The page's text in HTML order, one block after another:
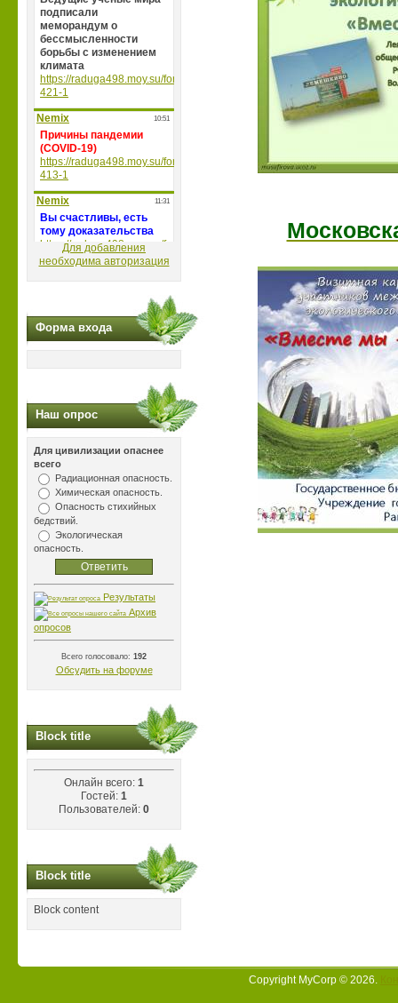
Для добавления
необходима авторизация
Форма входа
Наш опрос
Для цивилизации опаснее
всего
Радиационная опасность.
Химическая опасность.
Опасность стихийных
бедствий.
Экологическая
опасность.
Результаты
Архив
опросов
Всего голосовало: 192
Обсудить на форуме
Block title
Онлайн всего: 1
Гостей: 1
Пользователей: 0
Block title
Block content
Copyright MyCorp © 2026